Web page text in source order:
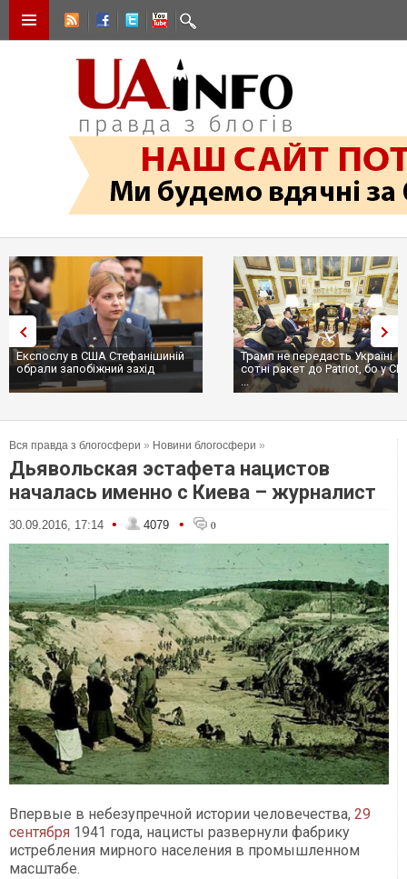
Експослу в США Стефанішиній
обрали запобіжний захід
Трамп не передасть Україні
сотні ракет до Patriot, бо у
...
Вся правда з блогосфери » Новини блогосфери »
Дьявольская эстафета нацистов
началась именно с Киева – журналист
30.09.2016, 17:14 • 4079 • 0
Впервые в небезупречной истории человечества, 29
сентября 1941 года, нацисты развернули фабрику
истребления мирного населения в промышленном
масштабе.